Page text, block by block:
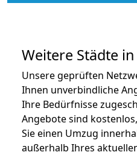
Weitere Städte
Unsere geprüften
Ihnen unverbindliche
Ihre Bedürfnisse
Angebote sind
Sie einen Umzug
außerhalb Ihres